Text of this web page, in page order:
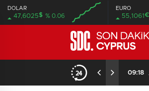
DOLAR
47,6025$ % 0.06
EURO
55,1061€
09:18